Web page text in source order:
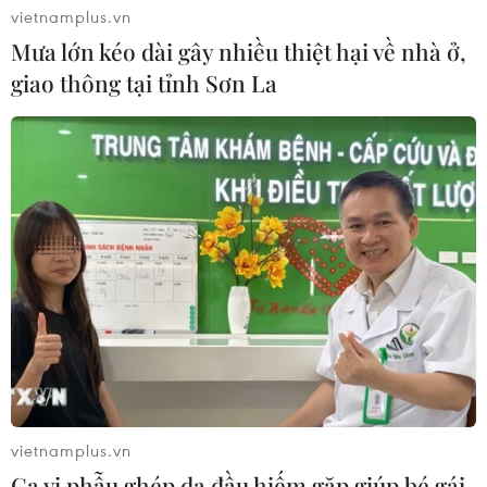
05/08/2026 02:27
CELAC lần đầu tổ chức đối thoại giữa
các ứng cử viên Tổng Thư ký Liên
hợp quốc
04/08/2026 23:08
Mỹ trục xuất gần 1,5 triệu người nhập
cư trái phép trong 12 tháng
04/08/2026 22:43
Động đất tại Venezuela: Số người
thiệt mạng đã tăng lên hơn 6.000
vietnamplus.vn
Mưa lớn kéo dài gây nhiều thiệt hại về nhà ở,
giao thông tại tỉnh Sơn La
vietnamplus.vn